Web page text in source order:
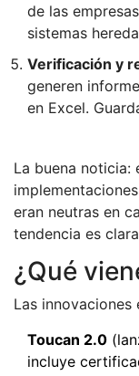
de las
sistemas
Verificación y
generen
en Excel.
La buena noticia:
eran neutras en
tendencia es
¿Qué
Las innovaciones
Toucan 2.0
incluye